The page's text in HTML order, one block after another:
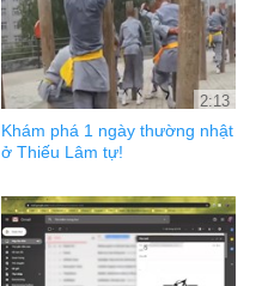
2:13
Khám phá 1 ngày thường nhật
ở Thiếu Lâm tự!